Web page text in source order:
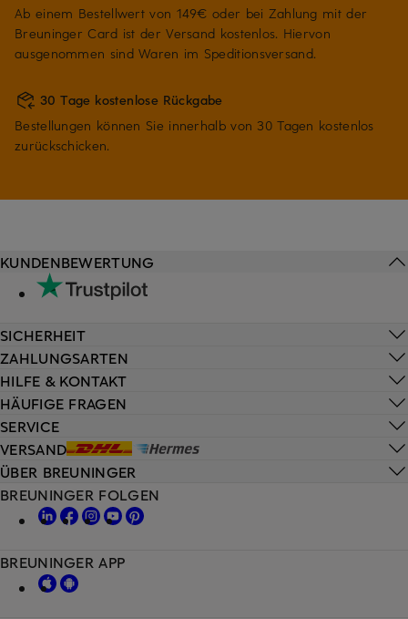
Ab einem Bestellwert von 149€ oder bei Zahlung mit der
Breuninger Card ist der Versand kostenlos. Hiervon
ausgenommen sind Waren im Speditionsversand.
30 Tage kostenlose Rückgabe
Bestellungen können Sie innerhalb von 30 Tagen kostenlos
zurückschicken.
HILFE & KONTAKT
HÄUFIGE FRAGEN
SERVICE
VERSAND
KUNDENBEWERTUNG
SICHERHEIT
ZAHLUNGSARTEN
ÜBER BREUNINGER
BREUNINGER FOLGEN
BREUNINGER APP